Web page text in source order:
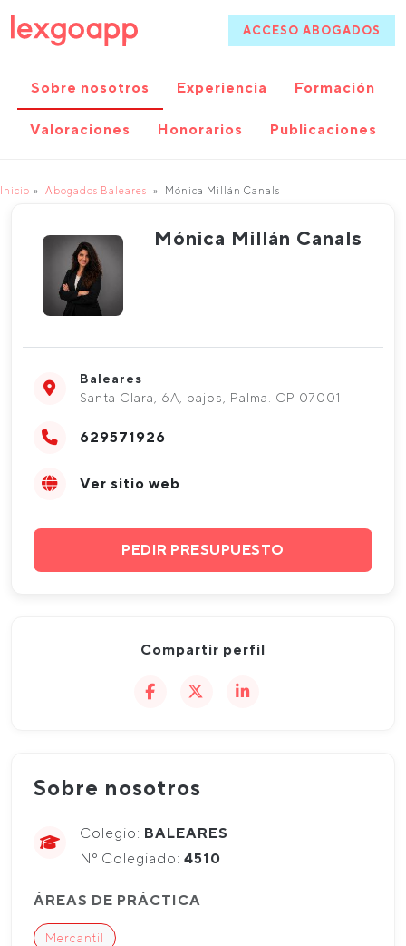
ACCESO ABOGADOS
Sobre nosotros Experiencia Formación
Valoraciones Honorarios Publicaciones
Inicio Abogados Baleares Mónica Millán Canals
Mónica Millán Canals
Baleares
Santa Clara, 6A, bajos, Palma. CP 07001
629571926
Ver sitio web
PEDIR PRESUPUESTO
Compartir perfil
Sobre nosotros
Colegio: BALEARES
Nº Colegiado: 4510
ÁREAS DE PRÁCTICA
Mercantil